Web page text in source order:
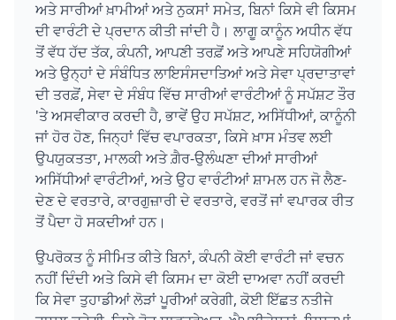
ਅਤੇ ਸਾਰੀਆਂ ਖ਼ਾਮੀਆਂ ਅਤੇ ਨੁਕਸਾਂ ਸਮੇਤ, ਬਿਨਾਂ ਕਿਸੇ ਵੀ ਕਿਸਮ
ਦੀ ਵਾਰੰਟੀ ਦੇ ਪ੍ਰਦਾਨ ਕੀਤੀ ਜਾਂਦੀ ਹੈ। ਲਾਗੂ ਕਾਨੂੰਨ ਅਧੀਨ ਵੱਧ
ਤੋਂ ਵੱਧ ਹੱਦ ਤੱਕ, ਕੰਪਨੀ, ਆਪਣੀ ਤਰਫ਼ੋਂ ਅਤੇ ਆਪਣੇ ਸਹਿਯੋਗੀਆਂ
ਅਤੇ ਉਨ੍ਹਾਂ ਦੇ ਸੰਬੰਧਿਤ ਲਾਇਸੰਸਦਾਤਿਆਂ ਅਤੇ ਸੇਵਾ ਪ੍ਰਦਾਤਾਵਾਂ
ਦੀ ਤਰਫ਼ੋਂ, ਸੇਵਾ ਦੇ ਸੰਬੰਧ ਵਿੱਚ ਸਾਰੀਆਂ ਵਾਰੰਟੀਆਂ ਨੂੰ ਸਪੱਸ਼ਟ ਤੌਰ
'ਤੇ ਅਸਵੀਕਾਰ ਕਰਦੀ ਹੈ, ਭਾਵੇਂ ਉਹ ਸਪੱਸ਼ਟ, ਅਸਿੱਧੀਆਂ, ਕਾਨੂੰਨੀ
ਜਾਂ ਹੋਰ ਹੋਣ, ਜਿਨ੍ਹਾਂ ਵਿੱਚ ਵਪਾਰਕਤਾ, ਕਿਸੇ ਖ਼ਾਸ ਮੰਤਵ ਲਈ
ਉਪਯੁਕਤਤਾ, ਮਾਲਕੀ ਅਤੇ ਗ਼ੈਰ-ਉਲੰਘਣਾ ਦੀਆਂ ਸਾਰੀਆਂ
ਅਸਿੱਧੀਆਂ ਵਾਰੰਟੀਆਂ, ਅਤੇ ਉਹ ਵਾਰੰਟੀਆਂ ਸ਼ਾਮਲ ਹਨ ਜੋ ਲੈਣ-
ਦੇਣ ਦੇ ਵਰਤਾਰੇ, ਕਾਰਗੁਜ਼ਾਰੀ ਦੇ ਵਰਤਾਰੇ, ਵਰਤੋਂ ਜਾਂ ਵਪਾਰਕ ਰੀਤ
ਤੋਂ ਪੈਦਾ ਹੋ ਸਕਦੀਆਂ ਹਨ।
ਉਪਰੋਕਤ ਨੂੰ ਸੀਮਿਤ ਕੀਤੇ ਬਿਨਾਂ, ਕੰਪਨੀ ਕੋਈ ਵਾਰੰਟੀ ਜਾਂ ਵਚਨ
ਨਹੀਂ ਦਿੰਦੀ ਅਤੇ ਕਿਸੇ ਵੀ ਕਿਸਮ ਦਾ ਕੋਈ ਦਾਅਵਾ ਨਹੀਂ ਕਰਦੀ
ਕਿ ਸੇਵਾ ਤੁਹਾਡੀਆਂ ਲੋੜਾਂ ਪੂਰੀਆਂ ਕਰੇਗੀ, ਕੋਈ ਇੱਛਤ ਨਤੀਜੇ